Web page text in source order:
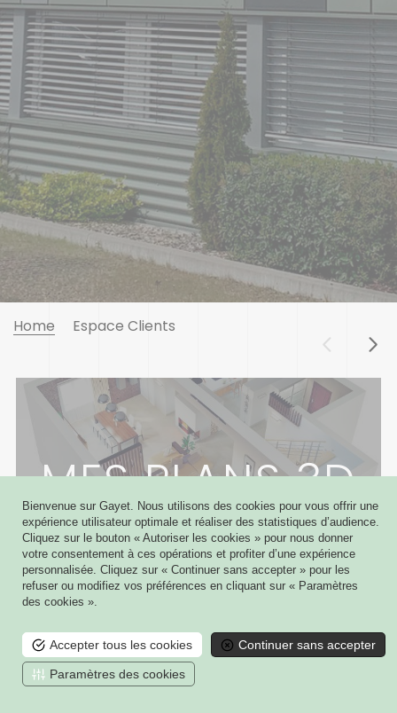
Home Espace Clients
MES PLANS 3D
ACCÉDER À VOTRE ESPACE
Bienvenue sur Gayet. Nous utilisons des cookies pour vous offrir une
expérience utilisateur optimale et réaliser des statistiques d’audience.
Cliquez sur le bouton « Autoriser les cookies » pour nous donner
votre consentement à ces opérations et profiter d’une expérience
personnalisée. Cliquez sur « Continuer sans accepter » pour les
refuser ou modifiez vos préférences en cliquant sur « Paramètres
des cookies ».
Accepter tous les cookies Continuer sans accepter
Paramètres des cookies